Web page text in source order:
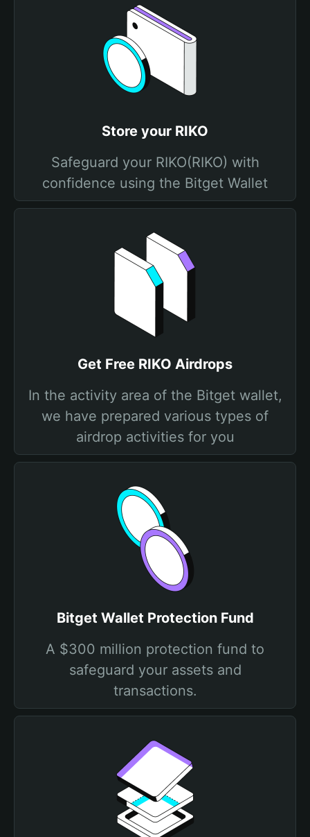
Store your RIKO
Safeguard your RIKO(RIKO) with
confidence using the Bitget Wallet
Get Free RIKO Airdrops
In the activity area of the Bitget wallet,
we have prepared various types of
airdrop activities for you
Bitget Wallet Protection Fund
A $300 million protection fund to
safeguard your assets and
transactions.